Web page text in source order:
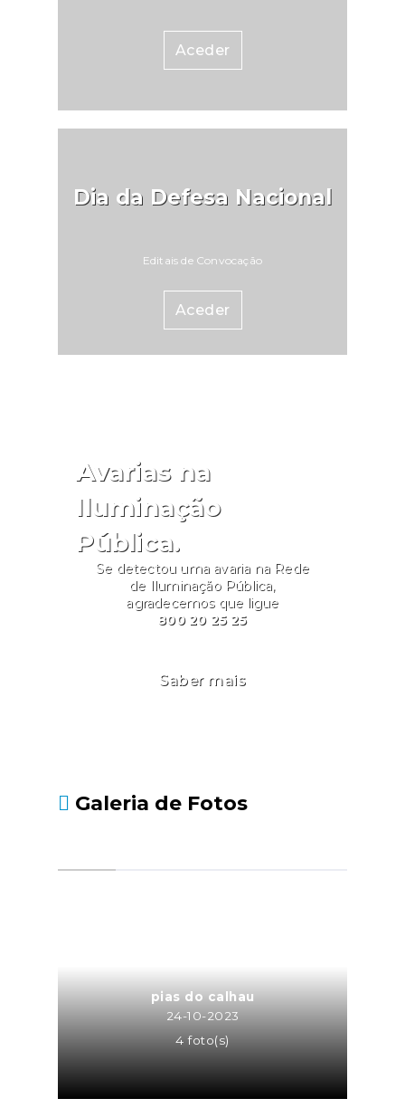
Aceder
Dia da Defesa Nacional
Editais de Convocação
Aceder
Avarias na
Iluminação
Pública.
Se detectou uma avaria na Rede
de Iluminação Pública,
agradecemos que ligue
800 20 25 25
Saber mais
Galeria de Fotos
pias do calhau
24-10-2023
4 foto(s)